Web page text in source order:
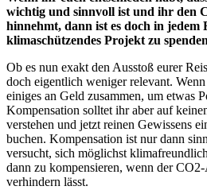
wichtig und sinnvoll ist und ihr den
hinnehmt, dann ist es doch in jedem
klimaschützendes Projekt zu
Ob es nun exakt den Ausstoß eurer
doch eigentlich weniger relevant.
einiges an Geld zusammen, um etwas
Kompensation solltet ihr aber auf
verstehen und jetzt reinen Gewissens
buchen. Kompensation ist nur dann
versucht, sich möglichst
dann zu kompensieren, wenn der
verhindern lässt.